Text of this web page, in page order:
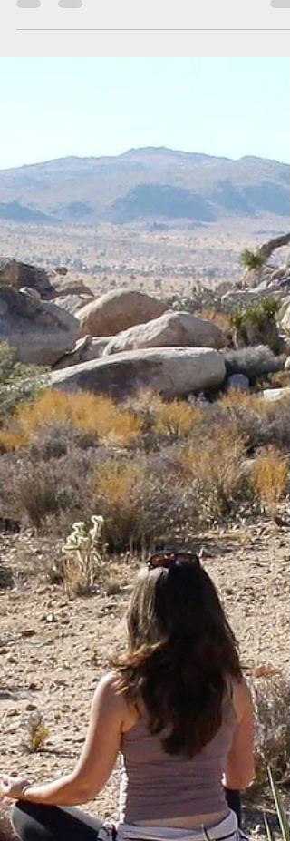
Êtes-vous prêts pour du dating sobre? J'ai...